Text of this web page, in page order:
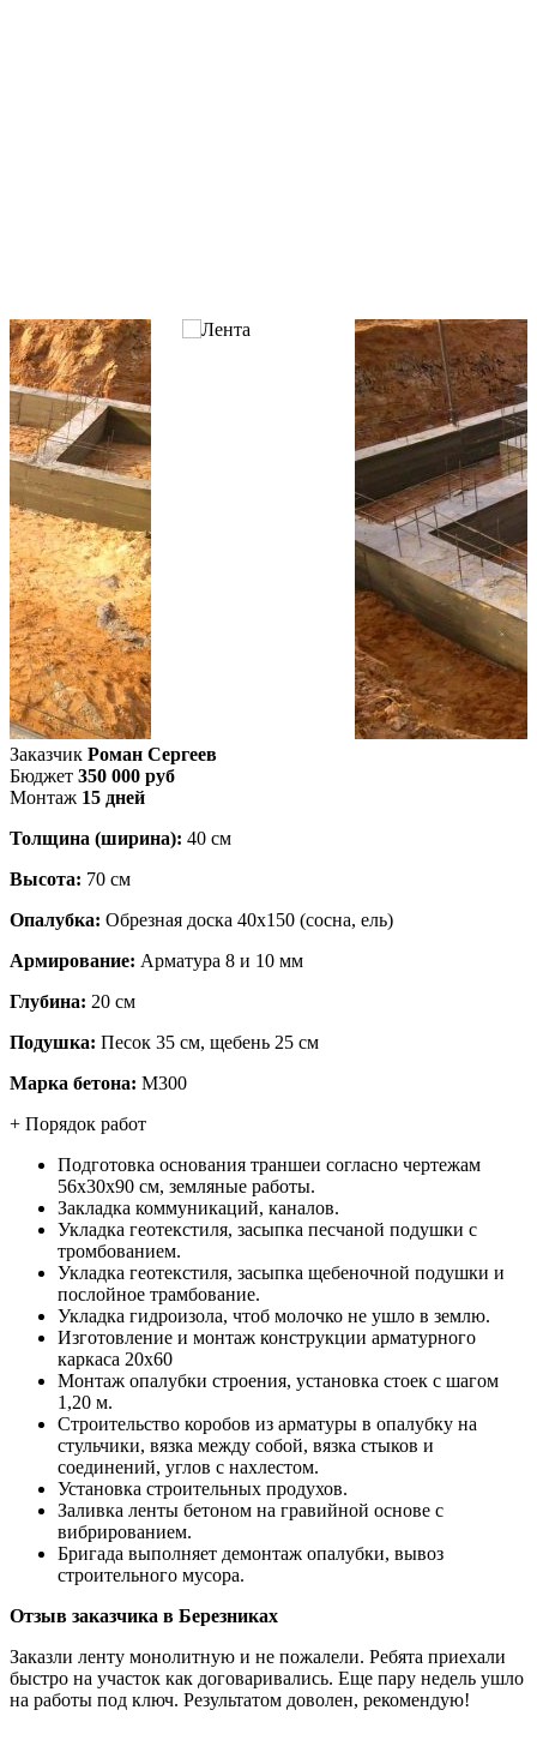
Заказчик Роман Сергеев
Бюджет 350 000 руб
Монтаж 15 дней
Толщина (ширина): 40 см
Высота: 70 см
Опалубка: Обрезная доска 40х150 (сосна, ель)
Армирование: Арматура 8 и 10 мм
Глубина: 20 см
Подушка: Песок 35 см, щебень 25 см
Марка бетона: М300
+ Порядок работ
Подготовка основания траншеи согласно чертежам
56х30х90 см, земляные работы.
Закладка коммуникаций, каналов.
Укладка геотекстиля, засыпка песчаной подушки с
тромбованием.
Укладка геотекстиля, засыпка щебеночной подушки и
послойное трамбование.
Укладка гидроизола, чтоб молочко не ушло в землю.
Изготовление и монтаж конструкции арматурного
каркаса 20х60
Монтаж опалубки строения, установка стоек с шагом
1,20 м.
Строительство коробов из арматуры в опалубку на
стульчики, вязка между собой, вязка стыков и
соединений, углов с нахлестом.
Установка строительных продухов.
Заливка ленты бетоном на гравийной основе с
вибрированием.
Бригада выполняет демонтаж опалубки, вывоз
строительного мусора.
Отзыв заказчика в Березниках
Заказли ленту монолитную и не пожалели. Ребята приехали
быстро на участок как договаривались. Еще пару недель ушло
на работы под ключ. Результатом доволен, рекомендую!